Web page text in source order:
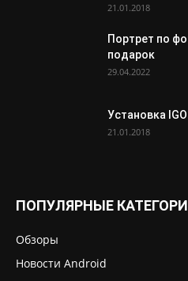
21.01.2018
Портрет по
подарок
29.04.2022
Установка
21.01.2018
ПОПУЛЯРНЫЕ
Обзоры
Новости Android